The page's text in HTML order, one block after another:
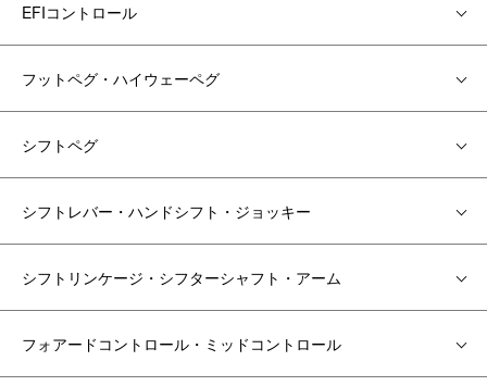
EFIコントロール
フットペグ・ハイウェーペグ
シフトペグ
シフトレバー・ハンドシフト・ジョッキー
シフトリンケージ・シフターシャフト・アーム
フォアードコントロール・ミッドコントロール